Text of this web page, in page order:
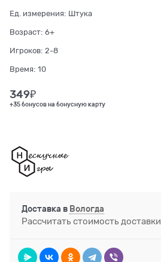
Ед. измерения: Штука
Возраст: 6+
Игроков: 2-8
Время: 10
349₽
+35 бонусов на бонусную карту
Доставка в Вологда
Рассчитать стоимость доставки